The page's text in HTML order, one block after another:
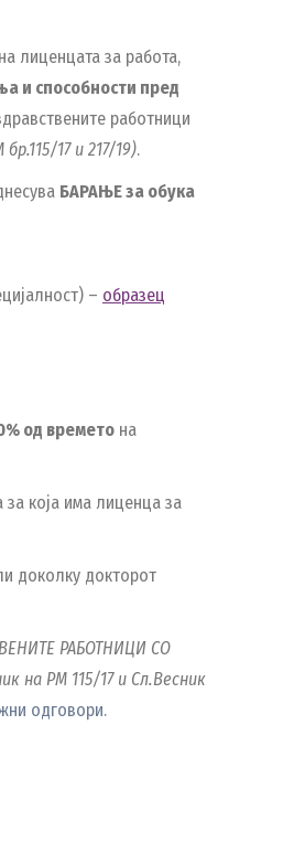
лиценцата за работа,
и способности пред
работници
17 и 217/19).
БАРАЊЕ за обука
– образец
од времето на
која има лиценца за
доколку докторот
РАБОТНИЦИ СО
на РМ 115/17 и Сл.Весник
одговори.